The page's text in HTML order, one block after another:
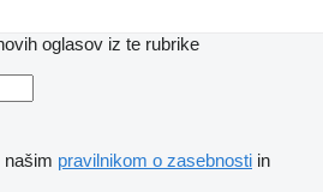
oglasov iz te rubrike
našim pravilnikom o zasebnosti in